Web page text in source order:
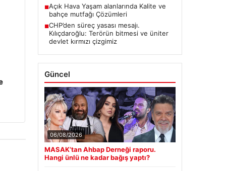
■Açık Hava Yaşam alanlarında Kalite ve
bahçe mutfağı Çözümleri
■CHP’den süreç yasası mesajı.
Kılıçdaroğlu: Terörün bitmesi ve üniter
devlet kırmızı çizgimiz
Güncel
06/08/2026
MASAK’tan Ahbap Derneği raporu.
Hangi ünlü ne kadar bağış yaptı?